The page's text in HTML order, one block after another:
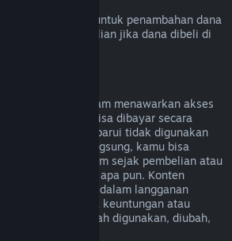
dana untuk penambahan dana
hari sejak pembelian jika dana dibeli di
dan layanan, Steam menawarkan akses
per tahun) yang bisa dibayar secara
yang bisa diperbarui tidak digunakan
sedang berlangsung, kamu bisa
dana dalam 48 jam sejak pembelian atau
otomatis apa pun. Konten
game mana pun dalam langganan
tagihan atau jika keuntungan atau
lanngganan telah digunakan, diubah,